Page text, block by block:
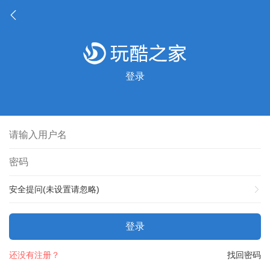
登录
安全提问(未设置请忽略)
登录
找回密码
还没有注册？